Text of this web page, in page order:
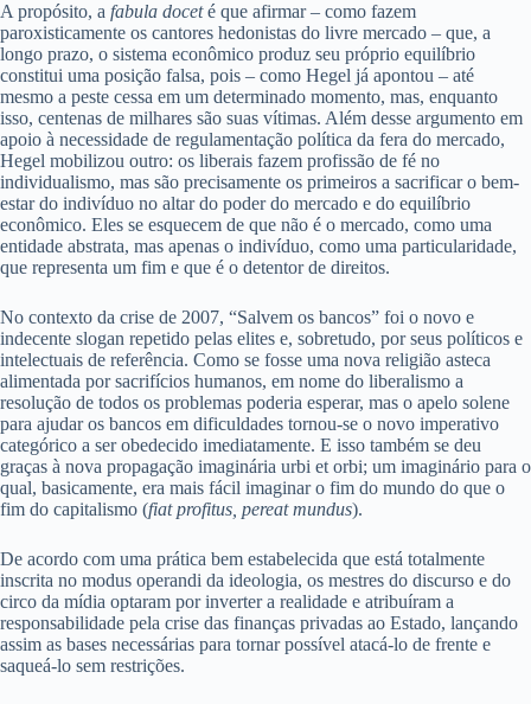
A propósito, a fabula doceté que afirmar – como fazem
paroxisticamente os cantores hedonistas do livre mercado – que, a
longo prazo, o sistema econômico produz seu próprio equilíbrio
constitui uma posição falsa, pois – como Hegel já apontou – até
mesmo a peste cessa em um determinado momento, mas, enquanto
isso, centenas de milhares são suas vítimas. Além desse argumento em
apoio à necessidade de regulamentação política da fera do mercado,
Hegel mobilizou outro: os liberais fazem profissão de fé no
individualismo, mas são precisamente os primeiros a sacrificar o bem-
estar do indivíduo no altar do poder do mercado e do equilíbrio
econômico. Eles se esquecem de que não é o mercado, como uma
entidade abstrata, mas apenas o indivíduo, como uma particularidade,
que representa um fim e que é o detentor de direitos.
No contexto da crise de 2007, “Salvem os bancos” foi o novo e
indecente slogan repetido pelas elites e, sobretudo, por seus políticos e
intelectuais de referência. Como se fosse uma nova religião asteca
alimentada por sacrifícios humanos, em nome do liberalismo a
resolução de todos os problemas poderia esperar, mas o apelo solene
para ajudar os bancos em dificuldades tornou-se o novo imperativo
categórico a ser obedecido imediatamente. E isso também se deu
graças à nova propagação imaginária urbi et orbi; um imaginário para o
qual, basicamente, era mais fácil imaginar o fim do mundo do que o
fim do capitalismo (fiat profitus, pereat mundus).
De acordo com uma prática bem estabelecida que está totalmente
inscrita no modus operandi da ideologia, os mestres do discurso e do
circo da mídia optaram por inverter a realidade e atribuíram a
responsabilidade pela crise das finanças privadas ao Estado, lançando
assim as bases necessárias para tornar possível atacá-lo de frente e
saqueá-lo sem restrições.